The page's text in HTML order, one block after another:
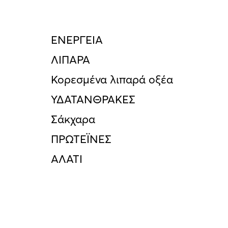
ΕΝΕΡΓΕΙΑ
ΛΙΠΑΡΑ
Κορεσµένα λιπαρά οξέα
ΥΔΑΤΑΝΘΡΑΚΕΣ
Σάκχαρα
ΠΡΩΤΕΪΝΕΣ
ΑΛΑΤΙ